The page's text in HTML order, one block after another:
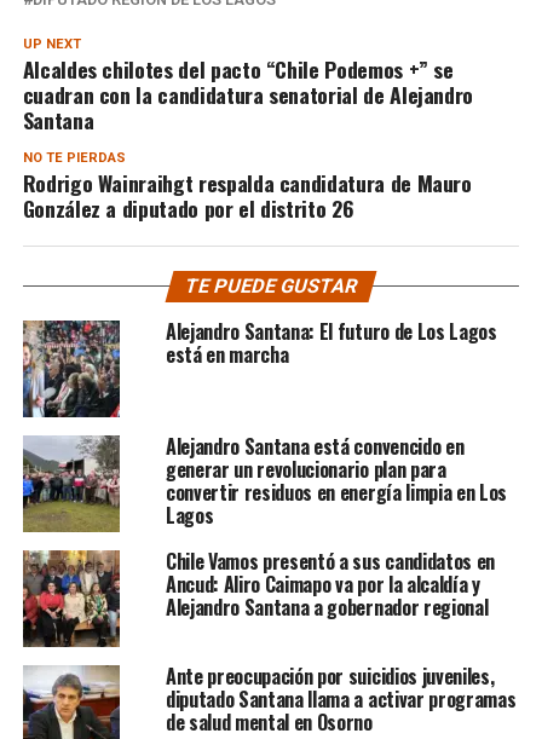
UP NEXT
Alcaldes chilotes del pacto “Chile Podemos +” se
cuadran con la candidatura senatorial de Alejandro
Santana
NO TE PIERDAS
Rodrigo Wainraihgt respalda candidatura de Mauro
González a diputado por el distrito 26
TE PUEDE GUSTAR
Alejandro Santana: El futuro de Los Lagos
está en marcha
Alejandro Santana está convencido en
generar un revolucionario plan para
convertir residuos en energía limpia en Los
Lagos
Chile Vamos presentó a sus candidatos en
Ancud: Aliro Caimapo va por la alcaldía y
Alejandro Santana a gobernador regional
Ante preocupación por suicidios juveniles,
diputado Santana llama a activar programas
de salud mental en Osorno